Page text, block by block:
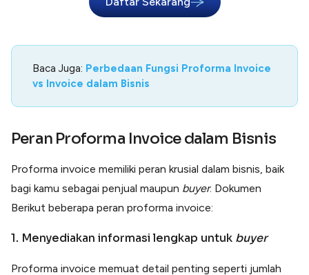
Baca Juga: Perbedaan Fungsi Proforma Invoice
vs Invoice dalam Bisnis
Peran Proforma Invoice dalam Bisnis
Proforma invoice memiliki peran krusial dalam bisnis, baik
bagi kamu sebagai penjual maupun buyer. Dokumen
Berikut beberapa peran proforma invoice:
1. Menyediakan informasi lengkap untuk buyer
Proforma invoice memuat detail penting seperti jumlah